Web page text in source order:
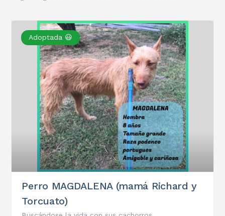
Adoptada 😃
Perro MAGDALENA (mamá Richard y
Torcuato)